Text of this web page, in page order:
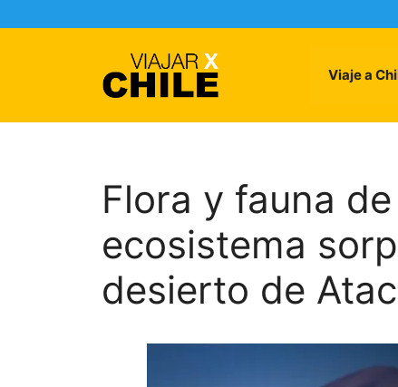
to
Viaje a
Flora y fauna
ecosistema
desierto de